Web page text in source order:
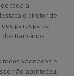
toda a
o diretor de
que participa da
dos Bancários
todos vacinados e
não aconteceu,